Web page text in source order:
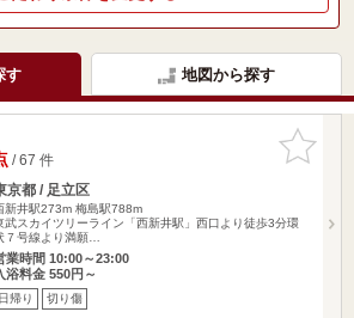
す 地図から探す
お気に入
りに追加
/ 67 件
京都 / 足立区
新井駅273m 梅島駅788m
武スカイツリーライン「西新井駅」西口より徒歩3分環
７号線より満願…
業時間 10:00～23:00
浴料金 550円～
日帰り 切り傷